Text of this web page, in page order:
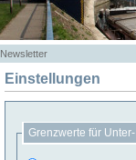
Newsletter
Einstellungen
Grenzwerte für